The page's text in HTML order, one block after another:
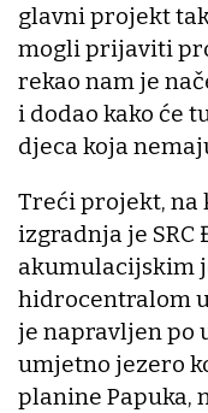
glavni projekt
mogli prijaviti
rekao nam je
i dodao kako će
djeca koja
Treći projekt, na
izgradnja je
akumulacijskim
hidrocentralom
je napravljen po
umjetno jezero
planine Papuka,